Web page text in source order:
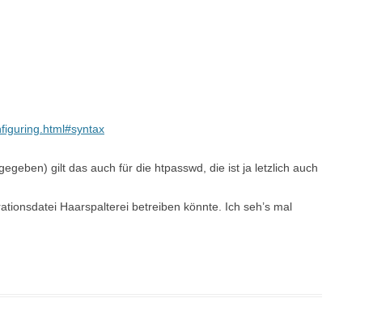
gilt das auch für die htpasswd, die ist ja letzlich auch
Haarspalterei betreiben könnte. Ich seh’s mal